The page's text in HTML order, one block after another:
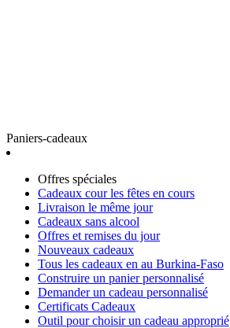
Paniers-cadeaux
Offres spéciales
Cadeaux cour les fêtes en cours
Livraison le même jour
Cadeaux sans alcool
Offres et remises du jour
Nouveaux cadeaux
Tous les cadeaux en au Burkina-Faso
Construire un panier personnalisé
Demander un cadeau personnalisé
Certificats Cadeaux
Outil pour choisir un cadeau approprié